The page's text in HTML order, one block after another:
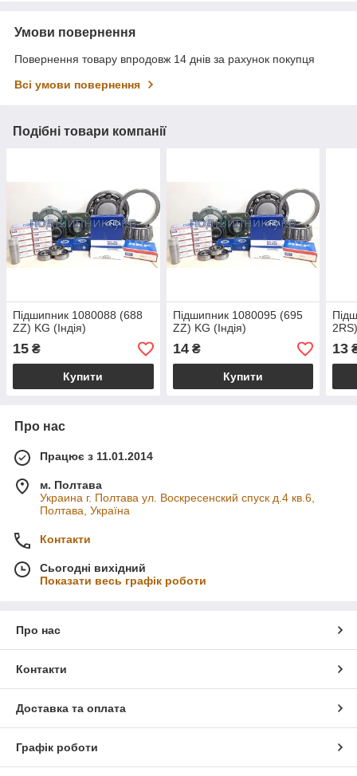
Умови повернення
Повернення товару впродовж 14 днів за рахунок покупця
Всі умови повернення
Подібні товари компанії
Підшипник 1080088 (688
ZZ) KG (Індія)
15 ₴
Купити
Підшипник 1080095 (695
ZZ) KG (Індія)
14₴
Купити
13
Про нас
Працює з 11.01.2014
м. Полтава
Украина г. Полтава ул. Воскресенский спуск д.4 кв.6,
Полтава, Україна
Контакти
Сьогодні вихідний
Показати весь графік роботи
Про нас
Контакти
Доставка та оплата
Графік роботи